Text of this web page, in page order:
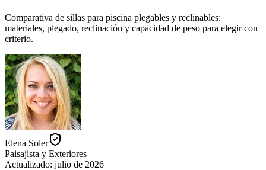
Comparativa de sillas para piscina plegables y reclinables:
materiales, plegado, reclinación y capacidad de peso para elegir con
criterio.
Elena Soler
Paisajista y Exteriores
Actualizado: julio de 2026